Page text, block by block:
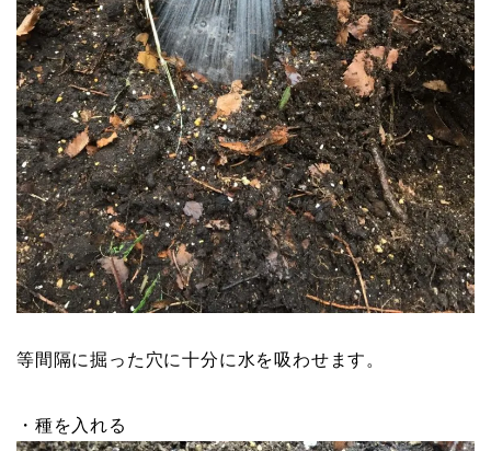
等間隔に掘った穴に十分に水を吸わせます。
・種を入れる